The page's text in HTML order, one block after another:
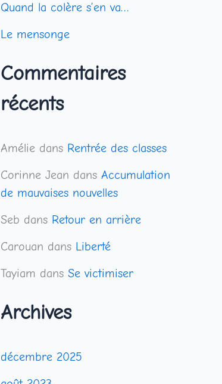
Quand la colère s’en va…
Le mensonge
Commentaires
récents
Amélie dans Rentrée des classes
Corinne Jean dans Accumulation
de mauvaises nouvelles
Seb dans Retour en arrière
Carouan dans Liberté
Tayiam dans Se victimiser
Archives
décembre 2025